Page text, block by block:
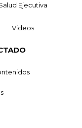
Ejecutiva
Videos